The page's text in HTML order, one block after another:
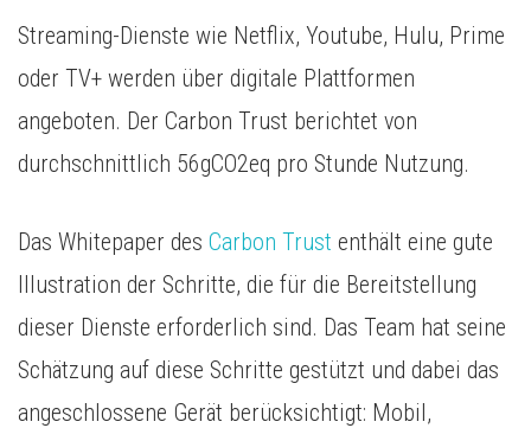
Streaming-Dienste wie Netflix, Youtube, Hulu, Prime
oder TV+ werden über digitale Plattformen
angeboten. Der Carbon Trust berichtet von
durchschnittlich 56gCO2eq pro Stunde Nutzung.
Das Whitepaper des Carbon Trust enthält eine gute
Illustration der Schritte, die für die Bereitstellung
dieser Dienste erforderlich sind. Das Team hat seine
Schätzung auf diese Schritte gestützt und dabei das
angeschlossene Gerät berücksichtigt: Mobil,